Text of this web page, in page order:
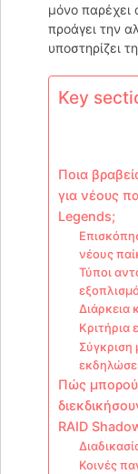
μόνο παρέχει
προάγει την
υποστηρίζει
Key
Ποια
για νέους
Legends;
νέους
Τύποι
Διάρκεια
Κριτήρια
Σύγκριση
Πώς
RAID
Κοινές